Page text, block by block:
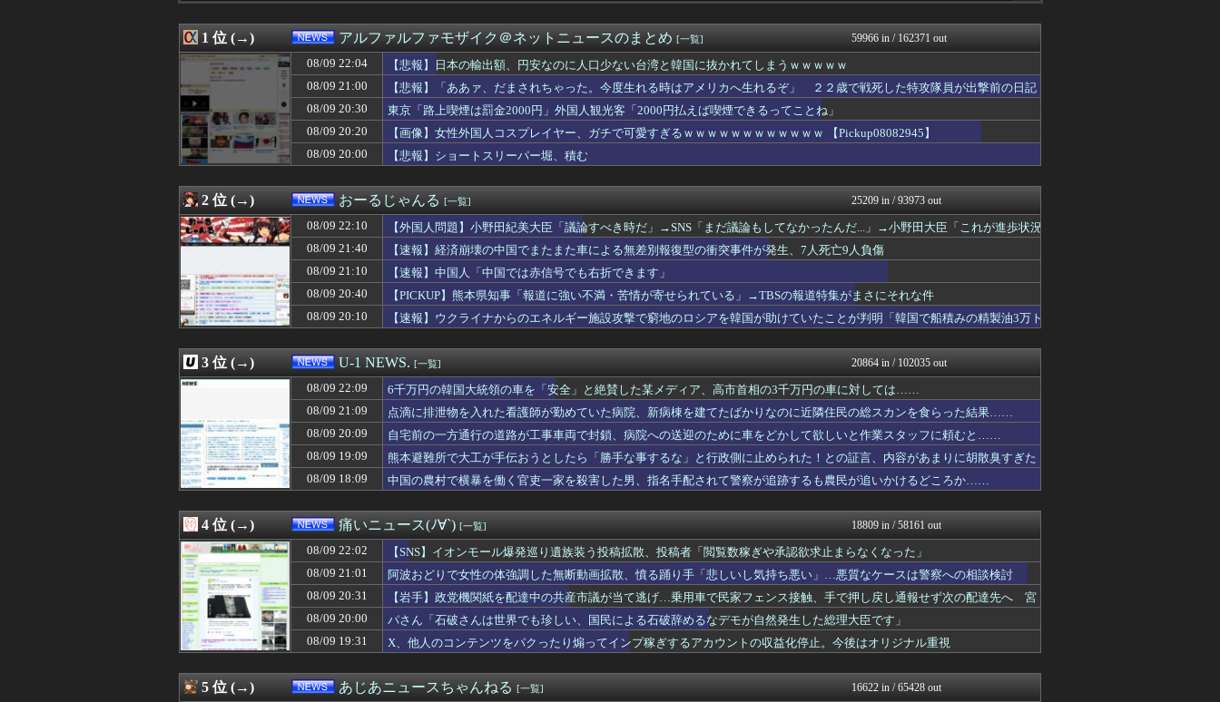
08/09 21:55
長崎の語り部の男性(84)、学生に『日本も核武装が必要』と言われびっくり [...
国難にあってもの申す！！
08/09 21:50
池袋近くの1畳スペースに住んでるが
ふぇー速
08/09 21:44
お前らって｢本物の塩｣を食べたことないよな
08/09 21:40
長崎平和式典 台湾駐日代表は欠席、非外交団扱いに抗議 なお北朝鮮には招待状
にゅーすアルー！
08/09 21:40
【速報】経済崩壊の中国でまたまた車による無差別報復型の衝突事件が発生、7人死亡...
おーるじゃんる
08/09 21:36
日産「ノートオーラNISMO」8月に改良か？ ブラック仕様追加の可能性
08/09 21:35
年収380万で妻子持ち家マイカー持ち貯金1000万貯まる
ふぇー速
08/09 21:34
【どこでしょう】とある政党の市議、党機関紙を配達中に当て逃げ 乗用車で民家のフ...
正義の見方
08/09 21:33
ワイ「ニーサやろう！」マッマ「結果見せてみ？」
08/09 21:25
ロシアが数年以内にNATO加盟国を攻撃か、プーチン大統領が追い詰められ…米情報...
軍事・ミリタリー速報☆彡
08/09 21:20
【速報】韓国サッカー協会の性接待、日本人審判員４人も調査へ！！！
あじあニュースちゃんねる
08/09 21:13
【悲報】「東京観光2日目」、ガチで行く所がない
理想ちゃんねる
08/09 21:12
【速報】日本の防衛省、ようやく気づいた模様ｗｗｗｗｗ
NEWSまとめもりー｜2c...
【速報】中国人「中国では赤信号でも右折できます」
おーるじゃんる
点滴に排泄物を入れた看護師が勤めていた病院、新病棟を建てたばかりなのに近隣住民...
08/09 21:08
【速報】ショートスリーパー堀大輔さん、寝る → ｗｗｗｗｗｗｗｗｗｗｗｗｗｗｗ...
政経ワロスまとめニュース♪
08/09 21:05
プログラミングやりたい。人生を変えるために
ニュース30over
08/09 21:03
ワイが購入したMotorolaのスマホ、ポンコツすぎる
かせまと！
08/09 21:02
【悲報】メディアが使う主語デカ言葉の正体、ガチでこれだったｗｗｗｗ
保守速報
08/09 21:01
阿波おどりで女性の体強調した無断動画拡散、憤る踊り手「悲しいし気持ち悪い」…悪...
痛いニュース(ﾉ∀`)
08/09 21:00
真面目にLINEで彼女を作る方法教える
ふぇー速
財源なき減税、揺らぐ信認 積極財政に「日本売り」危機 高市政権「悲願」に固執
常識的に考えた
08/09 21:00
女性「増えるワカメを大量に食べて水を飲むと腹が膨らむって本当？実際にやってみる...
オレ的ゲーム速報＠刃
08/09 21:00
政治関係ないスレでも一日中ずっと山本太郎ガーれいわガーと何やら喚いてる狂人いる...
黒マッチョニュース
08/09 21:00
【悲報】最近の「物価」、上がりすぎて何も買えなくなるｗｗｗｗｗ
投資ちゃんねる
08/09 21:00
【悲報】「ああァ、だまされちゃった。今度生れる時はアメリカへ生れるぞ」 ２２歳...
アルファルファモザイク＠ネ...
08/09 21:00
【千葉】「波にさらわれ姿が見えない」八街市の男性（38）波にさらわれ死亡 交際...
みそパンNEWS
08/09 20:44
パさん「ネトウヨは外国人は法律を守れと言うが、憲法違反をしている高市には何も言...
まとめたニュース
08/09 20:40
【PICKUP】熊本県知事「報道に強い不満・苦情が寄せられている」→TBSの報...
おーるじゃんる
08/09 20:33
日本サッカー協会が4人の日本人審判員を調査 韓国協会の性接待疑惑で
watch＠２ちゃんねる
08/09 20:33
スタバで大量にいるMacBookいじってるやつって何やってんの？
かせまと！
08/09 20:31
【岩手】政党機関紙を配達中の共産市議が当て逃げ…乗用車で民家フェンス接触、手で...
痛いニュース(ﾉ∀`)
08/09 20:30
東京「路上喫煙は罰金2000円」外国人観光客「2000円払えば喫煙できるってこ...
アルファルファモザイク＠ネ...
08/09 20:30
【池袋暴走】「晴れて米寿！」獄中日記が暴く上級国民の精神構造
モッコスヌ〜ン
08/09 20:29
防衛白書の表紙は、なぜか笑顔の若者がアニメ風に描かれ… 安保政策の大転換とのチ...
日本第一！ニュース録
08/09 20:20
【画像】女性外国人コスプレイヤー、ガチで可愛すぎるｗｗｗｗｗｗｗｗｗｗｗｗ 【...
アルファルファモザイク＠ネ...
08/09 20:15
離党しなさいよ 〜 【悲報】高市政権の消費税減税に反対している9人の自民党議員...
反日愚国 恨寓瘻
08/09 20:12
【悲報】佐藤二朗、ガチで『深刻な状態』になってしまう・・・・
NEWSまとめもりー｜2c...
1 位 (→) アルファルファモザイク＠ネットニュースのまとめ [一覧] 59966 in / 162371 out
08/09 22:04
【悲報】日本の輸出額、円安なのに人口少ない台湾と韓国に抜かれてしまうｗｗｗｗｗ
08/09 21:00
【悲報】「ああァ、だまされちゃった。今度生れる時はアメリカへ生れるぞ」 ２２歳で戦死した特攻隊員が出撃前の日記
に残した本音
08/09 20:30
東京「路上喫煙は罰金2000円」外国人観光客「2000円払えば喫煙できるってことね」
08/09 20:20
【画像】女性外国人コスプレイヤー、ガチで可愛すぎるｗｗｗｗｗｗｗｗｗｗｗｗ 【Pickup08082945】
08/09 20:00
【悲報】ショートスリーパー堀、積む
2 位 (→) おーるじゃんる [一覧] 25209 in / 93973 out
08/09 22:10
【外国人問題】小野田紀美大臣「議論すべき時だ」→SNS「まだ議論もしてなかったんだ...」→小野田大臣「これが進歩状況
です」めちゃくちゃ仕事していた！
08/09 21:40
【速報】経済崩壊の中国でまたまた車による無差別報復型の衝突事件が発生、7人死亡9人負傷
08/09 21:10
【速報】中国人「中国では赤信号でも右折できます」
08/09 20:40
【PICKUP】熊本県知事「報道に強い不満・苦情が寄せられている」→TBSの報道特集がまさにそれな件
08/09 20:10
【速報】ウクライナからのエネルギー施設攻撃で窮地のロシアを韓国が助けていたことが判明「韓国で船積みの精製油3万ト
3 位 (→) U-1 NEWS. [一覧] 20864 in / 102035 out
08/09 22:09
6千万円の韓国大統領の車を「安全」と絶賛した某メディア、高市首相の3千万円の車に対しては……
08/09 21:09
点滴に排泄物を入れた看護師が勤めていた病院、新病棟を建てたばかりなのに近隣住民の総スカンを食らった結果……
08/09 20:09
自宅前の一方通行の道路が工事車両で封鎖、病院への送迎のために車をどかして欲しいと作業スタッフに頼むと……
08/09 19:09
熊本避難所で大工が手伝おうとしたら「勝手な事するな」と行政側に止められた！との証言、内容があまりに胡散臭すぎた
結果……
08/09 18:09 中国の農村で横暴を働く官吏一家を殺害した男、指名手配されて警察が追跡するも農民が追いかけるどころか……
4 位 (→) 痛いニュース(ﾉ∀`) [一覧] 18809 in / 58161 out
08/09 22:02
【SNS】イオンモール爆発巡り遺族装う投稿拡散、投稿者「閲覧数稼ぎや承認欲求止まらなくなった」
08/09 21:01
阿波おどりで女性の体強調した無断動画拡散、憤る踊り手「悲しいし気持ち悪い」…悪質なケースは警察への相談検討
08/09 20:31
【岩手】政党機関紙を配達中の共産市議が当て逃げ…乗用車で民家フェンス接触、手で押し戻し通報せず次の配達先へ 宮
古
08/09 20:00
パさん「石破さんは世界でも珍しい、国民による石破辞めるなデモが自然発生した総理大臣です」
08/09 19:31
X、他人のコンテンツをパクったり煽ってインプ稼ぎするアカウントの収益化停止。今後はオリジナル重視
5 位 (→) あじあニュースちゃんねる [一覧] 16622 in / 65428 out